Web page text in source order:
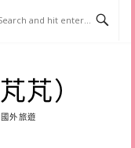
芃）
外旅遊